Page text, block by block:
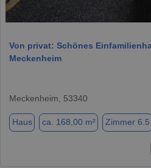
Von privat: Schönes
Meckenheim
Meckenheim, 53340
Haus ca. 168,00 m² Zimmer 6.5